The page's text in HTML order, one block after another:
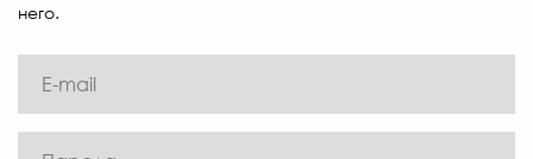
него.